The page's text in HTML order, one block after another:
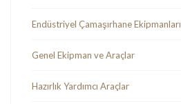
Endüstriyel Çamaşırhane Ekipmanları
Genel Ekipman ve Araçlar
Hazırlık Yardımcı Araçlar